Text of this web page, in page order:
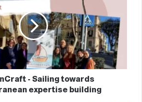
towards
Mediterranean
expertise
building
- Sailing towards
expertise building